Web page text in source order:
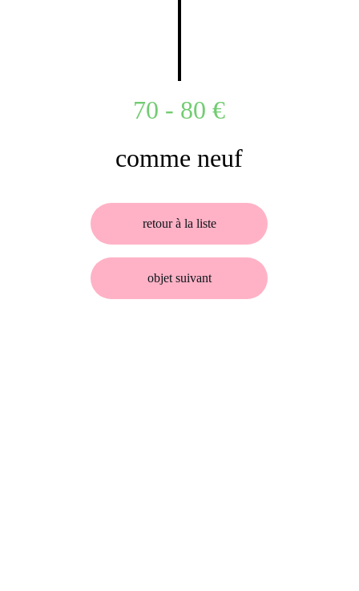
70 - 80 €
retour à la liste
objet suivant
comme neuf